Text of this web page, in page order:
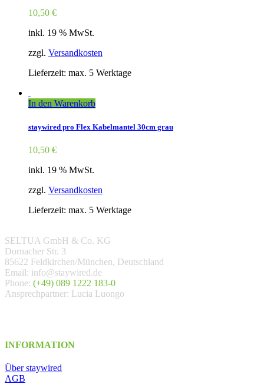
10,50 €
inkl. 19 % MwSt.
zzgl. Versandkosten
Lieferzeit: max. 5 Werktage
In den Warenkorb
staywired pro Flex Kabelmantel 30cm grau
10,50 €
inkl. 19 % MwSt.
zzgl. Versandkosten
Lieferzeit: max. 5 Werktage
SELTUA GmbH & Co. KG
Dornacher Str. 3
85622 Feldkirchen/München, Deutschland
Email: info@staywired.de
Phone: (+49) 089 1222 183-0
Ansprechpartner: Lucia Luongo
INFORMATION
Über staywired
AGB